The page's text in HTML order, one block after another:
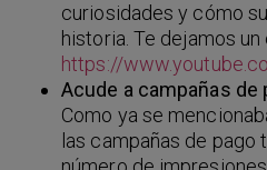
curiosidades y cómo
historia. Te dejamos un
https://
Acude a campañas de
Como ya se
las campañas de pago